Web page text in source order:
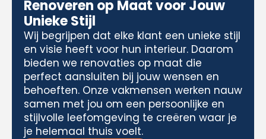
Renoveren op Maat voor Jouw
Unieke Stijl
Wij begrijpen dat elke klant een unieke stijl
en visie heeft voor hun interieur. Daarom
bieden we renovaties op maat die
perfect aansluiten bij jouw wensen en
behoeften. Onze vakmensen werken nauw
samen met jou om een persoonlijke en
stijlvolle leefomgeving te creëren waar je
je helemaal thuis voelt.